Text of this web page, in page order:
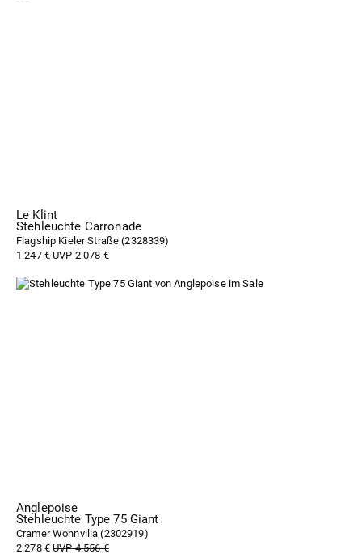
Le Klint
Stehleuchte Carronade
Flagship Kieler Straße (2328339)
1.247 €UVP 2.078 €
Anglepoise
Stehleuchte Type 75 Giant
Cramer Wohnvilla (2302919)
2.278 €UVP 4.556 €